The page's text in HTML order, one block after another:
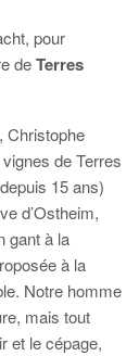
pour
deTerres
Christophe
de Terres
15 ans)
d’Ostheim,
gant à la
à la
Notre homme
mais tout
et le cépage,